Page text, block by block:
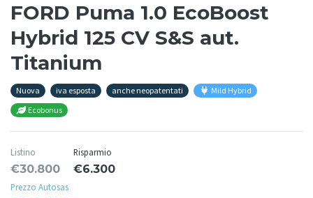
FORD Puma 1.0 EcoBoost
Hybrid 125 CV S&S aut.
Titanium
Nuova iva esposta anche neopatentati
Mild Hybrid
Ecobonus
Listino
€30.800
Risparmio
€6.300
Prezzo Autosas